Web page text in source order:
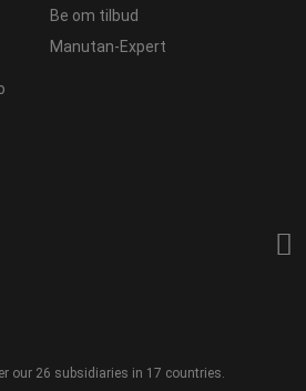
Be om tilbud
Manutan-Expert
our 26 subsidiaries in 17 countries.